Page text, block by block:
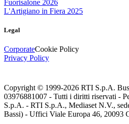
Fuorisalone 2026
L'Artigiano in Fiera 2025
Legal
CorporateCookie Policy
Privacy Policy
Copyright © 1999-2026 RTI S.p.A.
03976881007 - Tutti i diritti riservati -
S.p.A. - RTI S.p.A., Mediaset N.V.,
Bassi) - Uffici Viale Europa 46, 20093